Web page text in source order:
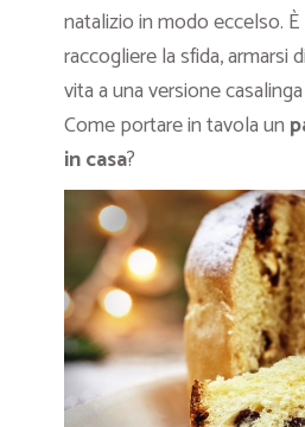
natalizio in modo eccelso.
raccogliere la sfida, armarsi
vita a una versione
Come portare in tavola un
in casa?